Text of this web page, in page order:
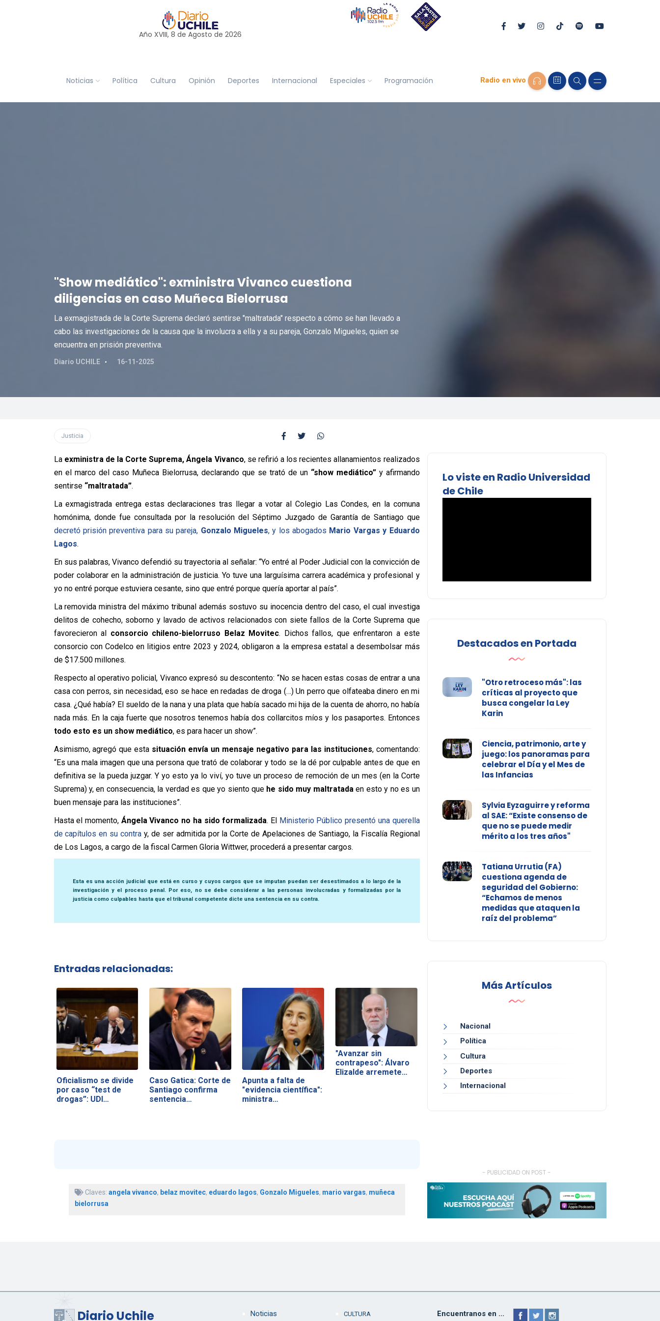
Año XVIII, 8 de Agosto de 2026
Noticias Política Cultura Opinión Deportes Internacional Especiales Programación Radio en vivo
"Show mediático": exministra Vivanco cuestiona
diligencias en caso Muñeca Bielorrusa
La exmagistrada de la Corte Suprema declaró sentirse "maltratada" respecto a cómo se han llevado a
cabo las investigaciones de la causa que la involucra a ella y a su pareja, Gonzalo Migueles, quien se
encuentra en prisión preventiva.
Diario UCHILE 16-11-2025
Justicia
La exministra de la Corte Suprema, Ángela Vivanco, se refirió a los recientes allanamientos realizados
en el marco del caso Muñeca Bielorrusa, declarando que se trató de un“show mediático”y afirmando
sentirse “maltratada”.
La exmagistrada entrega estas declaraciones tras llegar a votar al Colegio Las Condes, en la comuna
homónima, donde fue consultada por la resolución del Séptimo Juzgado de Garantía de Santiago que
decretó prisión preventiva para su pareja, Gonzalo Migueles, y los abogados Mario Vargas y Eduardo
Lagos.
En sus palabras, Vivanco defendió su trayectoria al señalar: “Yo entré al Poder Judicial con la convicción de
poder colaborar en la administración de justicia. Yo tuve una larguísima carrera académica y profesional y
yo no entré porque estuviera cesante, sino que entré porque quería aportar al país”.
La removida ministra del máximo tribunal además sostuvo su inocencia dentro del caso, el cual investiga
delitos de cohecho, soborno y lavado de activos relacionados con siete fallos de la Corte Suprema que
favorecieron al consorcio chileno-bielorruso Belaz Movitec. Dichos fallos, que enfrentaron a este
consorcio con Codelco en litigios entre 2023 y 2024, obligaron a la empresa estatal a desembolsar más
de $17.500 millones.
Respecto al operativo policial, Vivanco expresó su descontento: “No se hacen estas cosas de entrar a una
casa con perros, sin necesidad, eso se hace en redadas de droga (…) Un perro que olfateaba dinero en mi
casa. ¿Qué había? El sueldo de la nana y una plata que había sacado mi hija de la cuenta de ahorro, no había
nada más. En la caja fuerte que nosotros tenemos había dos collarcitos míos y los pasaportes. Entonces
todo esto es un show mediático, es para hacer un show”.
Asimismo, agregó que esta situación envía un mensaje negativo para las instituciones, comentando:
“Es una mala imagen que una persona que trató de colaborar y todo se la dé por culpable antes de que en
definitiva se la pueda juzgar. Y yo esto ya lo viví, yo tuve un proceso de remoción de un mes (en la Corte
Suprema) y, en consecuencia, la verdad es que yo siento que he sido muy maltratadaen esto y no es un
buen mensaje para las instituciones”.
Hasta el momento,Ángela Vivanco no ha sido formalizada. El Ministerio Público presentó una querella
de capítulos en su contra y, de ser admitida por la Corte de Apelaciones de Santiago, la Fiscalía Regional
de Los Lagos, a cargo de la fiscal Carmen Gloria Wittwer, procederá a presentar cargos.
Esta es una acción judicial que está en curso y cuyos cargos que se imputan puedan ser desestimados a lo largo de la
investigación y el proceso penal. Por eso, no se debe considerar a las personas involucradas y formalizadas por la
justicia como culpables hasta que el tribunal competente dicte una sentencia en su contra.
Entradas relacionadas:
Oficialismo se divide
por caso “test de
drogas”: UDI…
Caso Gatica: Corte de
Santiago confirma
sentencia…
Apunta a falta de
"evidencia científica":
ministra…
"Avanzar sin
contrapeso": Álvaro
Elizalde arremete…
Claves: angela vivanco, belaz movitec, eduardo lagos, Gonzalo Migueles, mario vargas, muñeca
bielorrusa
Lo viste en Radio Universidad
de Chile
Destacados en Portada
"Otro retroceso más": las
críticas al proyecto que
busca congelar la Ley
Karin
Ciencia, patrimonio, arte y
juego: los panoramas para
celebrar el Día y el Mes de
las Infancias
Sylvia Eyzaguirre y reforma
al SAE: “Existe consenso de
que no se puede medir
mérito a los tres años"
Tatiana Urrutia (FA)
cuestiona agenda de
seguridad del Gobierno:
“Echamos de menos
medidas que ataquen la
raíz del problema”
Más Artículos
Nacional
Política
Cultura
Deportes
Internacional
- PUBLICIDAD ON POST -
Diario Uchile Noticias CULTURA Encuentranos en ...